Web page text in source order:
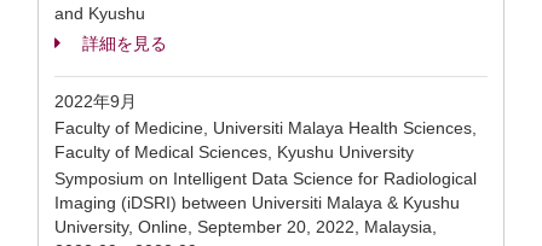
and Kyushu
詳細を見る
2022年9月
Faculty of Medicine, Universiti Malaya Health Sciences,
Faculty of Medical Sciences, Kyushu University
Symposium on Intelligent Data Science for Radiological
Imaging (iDSRI) between Universiti Malaya & Kyushu
University, Online, September 20, 2022, Malaysia,